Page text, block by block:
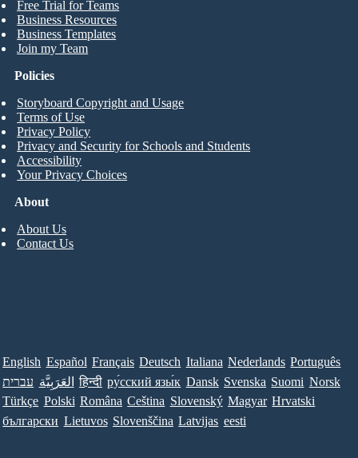
Free Trial for Teams
Business Resources
Business Templates
Join my Team
About
About Us
Contact Us
Policies
Storyboard Copyright and Usage
Terms of Use
Privacy Policy
Privacy and Security for Schools and Students
Accessibility
Your Privacy Choices
English Español Français Deutsch Italiana Nederlands Português
עברית العَرَبِيَّة हिन्दी ру́сский язы́к Dansk Svenska Suomi Norsk
Türkçe Polski Româna Ceština Slovenský Magyar Hrvatski
български Lietuvos Slovenščina Latvijas eesti